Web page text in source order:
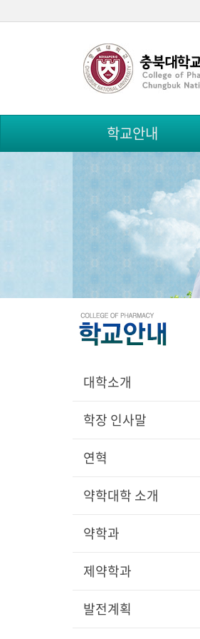
학교안내
대학소개
학장 인사말
연혁
약학대학 소개
약학과
제약학과
발전계획